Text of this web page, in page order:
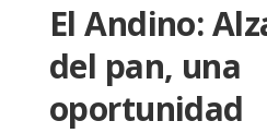
El Andino:
del pan, una
oportunidad